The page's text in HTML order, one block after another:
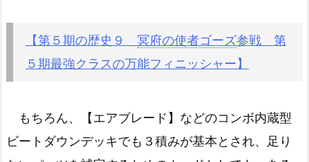
【第５期の歴史９ 冥府の使者ゴーズ参戦 第
５期最強クラスの万能フィニッシャー】
もちろん、【エアブレード】などのコンボ内蔵型
ビートダウンデッキでも３積みが基本とされ、足り